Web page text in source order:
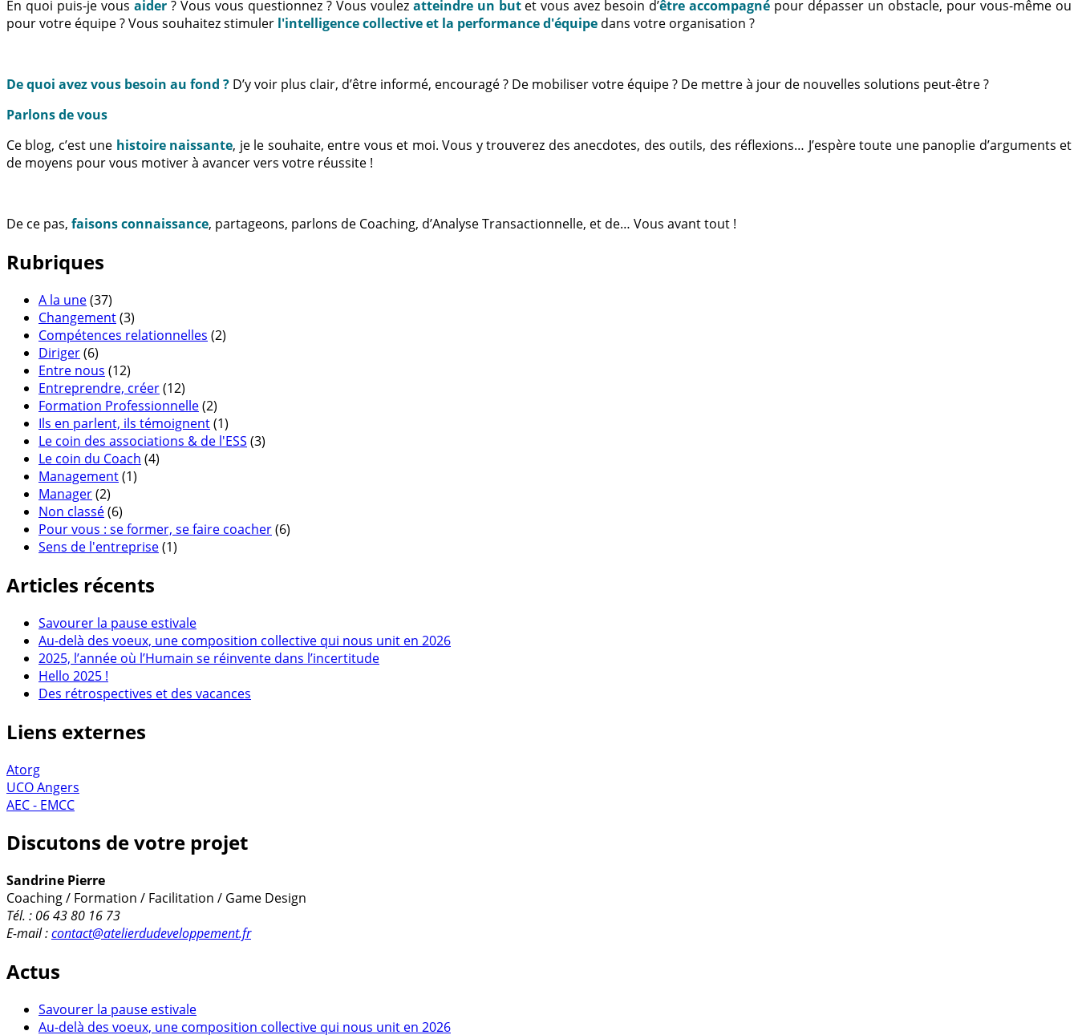
En quoi puis-je vous aider? Vous vous questionnez ? Vous voulez atteindre un butet vous avez besoin d’être accompagné pour dépasser un obstacle, pour vous-même ou
pour votre équipe ? Vous souhaitez stimuler l'intelligence collective et la performance d'équipe dans votre organisation ?
De quoi avez vous besoin au fond ? D’y voir plus clair, d’être informé, encouragé ? De mobiliser votre équipe ? De mettre à jour de nouvelles solutions peut-être ?
Parlons de vous
Ce blog, c’est une histoire naissante, je le souhaite, entre vous et moi. Vous y trouverez des anecdotes, des outils, des réflexions… J’espère toute une panoplie d’arguments et
de moyens pour vous motiver à avancer vers votre réussite !
De ce pas, faisons connaissance, partageons, parlons de Coaching, d’Analyse Transactionnelle, et de… Vous avant tout !
Rubriques
A la une(37)
Changement(3)
Compétences relationnelles (2)
Diriger(6)
Entre nous (12)
Entreprendre, créer(12)
Formation Professionnelle(2)
Ils en parlent, ils témoignent(1)
Le coin des associations & de l'ESS (3)
Le coin du Coach (4)
Management(1)
Manager(2)
Non classé(6)
Pour vous : se former, se faire coacher(6)
Sens de l'entreprise(1)
Articles récents
Savourer la pause estivale
Au-delà des voeux, une composition collective qui nous unit en 2026
2025, l’année où l’Humain se réinvente dans l’incertitude
Hello 2025 !
Des rétrospectives et des vacances
Liens externes
Atorg
UCO Angers
AEC - EMCC
Discutons de votre projet
Sandrine Pierre
Coaching / Formation / Facilitation / Game Design
Tél. : 06 43 80 16 73
E-mail :contact@atelierdudeveloppement.fr
Actus
Savourer la pause estivale
Au-delà des voeux, une composition collective qui nous unit en 2026